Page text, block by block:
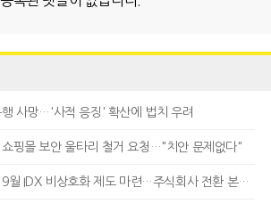
행 사망…'사적 응징' 확산에 법치 우려
쇼핑몰 보안 울타리 철거 요청…"치안 문제없다"
월 IDX 비상호화 제도 마련…주식회사 전환 본격화